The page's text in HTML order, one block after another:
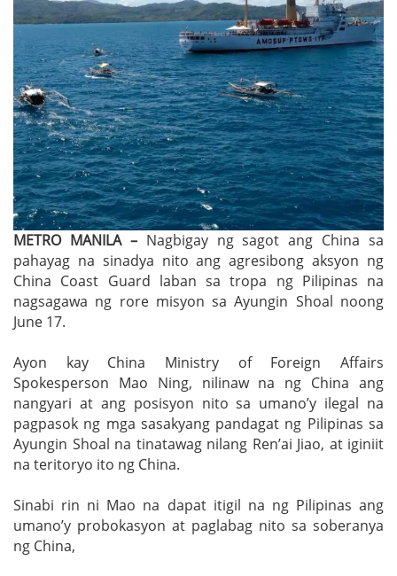
METRO MANILA –Nagbigay ng sagot ang China sa
pahayag na sinadya nito ang agresibong aksyon ng
China Coast Guard laban sa tropa ng Pilipinas na
nagsagawa ng rore misyon sa Ayungin Shoal noong
June 17.
Ayon kay China Ministry of Foreign Affairs
Spokesperson Mao Ning, nilinaw na ng China ang
nangyari at ang posisyon nito sa umano’y ilegal na
pagpasok ng mga sasakyang pandagat ng Pilipinas sa
Ayungin Shoal na tinatawag nilang Ren’ai Jiao, at iginiit
na teritoryo ito ng China.
Sinabi rin ni Mao na dapat itigil na ng Pilipinas ang
umano’y probokasyon at paglabag nito sa soberanya
ng China,